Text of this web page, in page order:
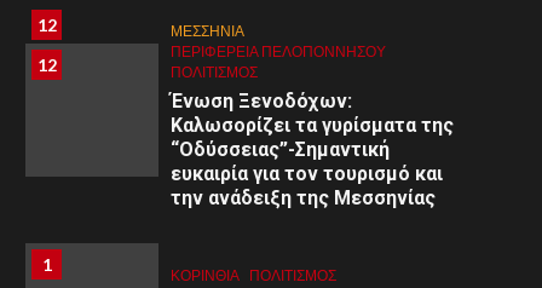
12
12
ΜΕΣΣΗΝΙΑ
ΠΕΡΙΦΈΡΕΙΑ ΠΕΛΟΠΟΝΝΉΣΟΥ
ΠΟΛΙΤΙΣΜΌΣ
Ένωση Ξενοδόχων:
Καλωσορίζει τα γυρίσματα της
“Οδύσσειας”-Σημαντική
ευκαιρία για τον τουρισμό και
την ανάδειξη της Μεσσηνίας
1
1
ΚΟΡΙΝΘΊΑ ΠΟΛΙΤΙΣΜΌΣ
8
8
ΠΕΡΙΦΈΡΕΙΑ ΠΕΛΟΠΟΝΝΉΣΟΥ
Εκδήλωση στο Άργος: «Εφηβική
ψυχολογία: Κατανόηση –
Διαχείριση – Υποστήριξη»
9
ΚΟΡΙΝΘΊΑ
ΠΕΡΙΦΈΡΕΙΑ ΠΕΛΟΠΟΝΝΉΣΟΥ ΥΓΕΙΑ